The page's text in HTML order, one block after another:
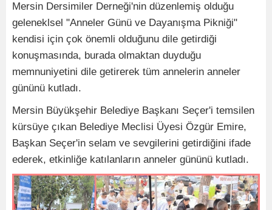
Mersin Dersimiler Derneği'nin düzenlemiş olduğu
geleneklsel "Anneler Günü ve Dayanışma Pikniği"
kendisi için çok önemli olduğunu dile getirdiği
konuşmasında, burada olmaktan duyduğu
memnuniyetini dile getirerek tüm annelerin anneler
gününü kutladı.
Mersin Büyükşehir Belediye Başkanı Seçer'i temsilen
kürsüye çıkan Belediye Meclisi Üyesi Özgür Emire,
Başkan Seçer'in selam ve sevgilerini getirdiğini ifade
ederek, etkinliğe katılanların anneler gününü kutladı.